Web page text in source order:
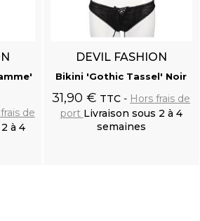
de
à 4
DEVIL FASHION
Bikini 'Gothic Tassel' Noir
31,90 € TTC
Hors frais de
port Livraison sous 2 à 4
semaines